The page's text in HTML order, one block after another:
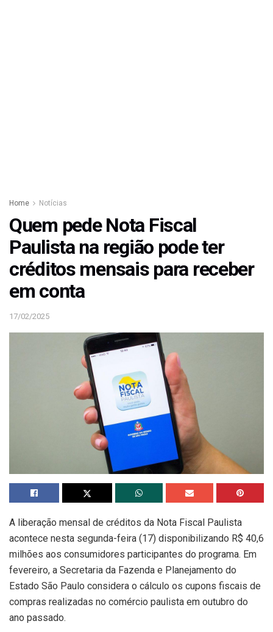
Home Notícias
Quem pede Nota Fiscal
Paulista na região pode ter
créditos mensais para receber
em conta
17/02/2025
A liberação mensal de créditos da Nota Fiscal Paulista
acontece nesta segunda-feira (17) disponibilizando R$ 40,6
milhões aos consumidores participantes do programa. Em
fevereiro, a Secretaria da Fazenda e Planejamento do
Estado São Paulo considera o cálculo os cupons fiscais de
compras realizadas no comércio paulista em outubro do
ano passado.